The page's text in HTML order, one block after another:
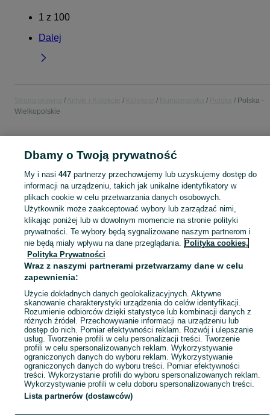
1 z 100
Dalej
Polska -
Wielkopolskie
KATEGORIA
Skorzystaj z największego serwisu ogłoszeniowego - Wielkopolskie i okolice! - kupuj lub sprzedawaj jeszcze wygodniej w kategorii Polska! Zobacz
Mapa kategorii
Mapa miejscowości
Mapa ministron
Popularne wyszukiwania
Dbamy o Twoją prywatność
My i nasi 447partnerzy przechowujemy lub uzyskujemy dostęp do
informacji na urządzeniu, takich jak unikalne identyfikatory w
plikach cookie w celu przetwarzania danych osobowych.
Użytkownik może zaakceptować wybory lub zarządzać nimi,
klikając poniżej lub w dowolnym momencie na stronie polityki
prywatności. Te wybory będą sygnalizowane naszym partnerom i
nie będą miały wpływu na dane przeglądania. Polityka cookies,
Polityka Prywatności
Wraz z naszymi partnerami przetwarzamy dane w celu
zapewnienia:
Użycie dokładnych danych geolokalizacyjnych. Aktywne
skanowanie charakterystyki urządzenia do celów identyfikacji.
Rozumienie odbiorców dzięki statystyce lub kombinacji danych z
różnych źródeł. Przechowywanie informacji na urządzeniu lub
dostęp do nich. Pomiar efektywności reklam. Rozwój i ulepszanie
usług. Tworzenie profili w celu personalizacji treści. Tworzenie
profili w celu spersonalizowanych reklam. Wykorzystywanie
ograniczonych danych do wyboru reklam. Wykorzystywanie
ograniczonych danych do wyboru treści. Pomiar efektywności
treści. Wykorzystanie profili do wyboru spersonalizowanych reklam.
Wykorzystywanie profili w celu doboru spersonalizowanych treści.
Lista partnerów (dostawców)